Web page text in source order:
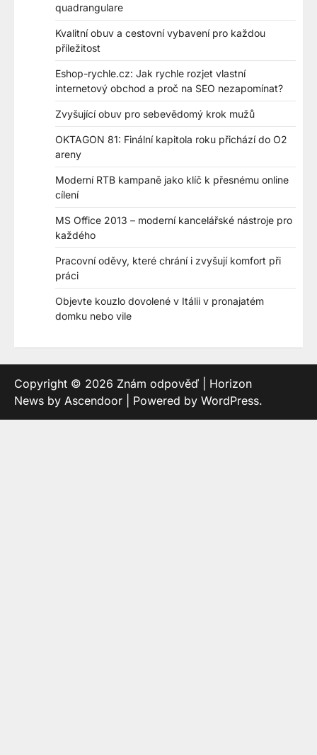
quadrangulare
Kvalitní obuv a cestovní vybavení pro každou
příležitost
Eshop-rychle.cz: Jak rychle rozjet vlastní
internetový obchod a proč na SEO nezapomínat?
Zvyšující obuv pro sebevědomý krok mužů
OKTAGON 81: Finální kapitola roku přichází do O2
areny
Moderní RTB kampaně jako klíč k přesnému online
cílení
MS Office 2013 – moderní kancelářské nástroje pro
každého
Pracovní oděvy, které chrání i zvyšují komfort při
práci
Objevte kouzlo dovolené v Itálii v pronajatém
domku nebo vile
Copyright © 2026 Znám odpověď | Horizon
News by Ascendoor | Powered by WordPress.